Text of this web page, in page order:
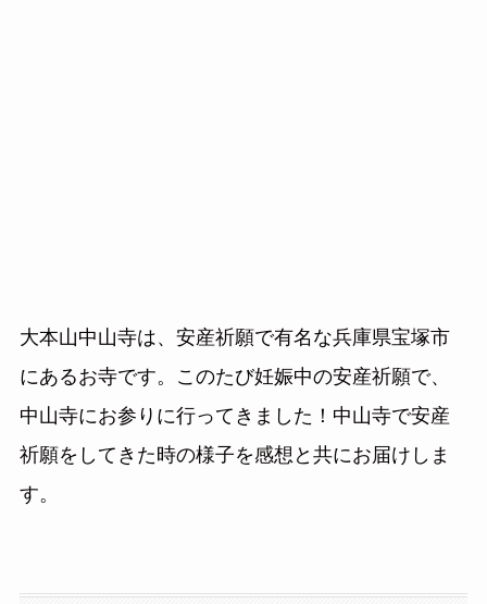
大本山中山寺は、安産祈願で有名な兵庫県宝塚市
にあるお寺です。このたび妊娠中の安産祈願で、
中山寺にお参りに行ってきました！中山寺で安産
祈願をしてきた時の様子を感想と共にお届けしま
す。